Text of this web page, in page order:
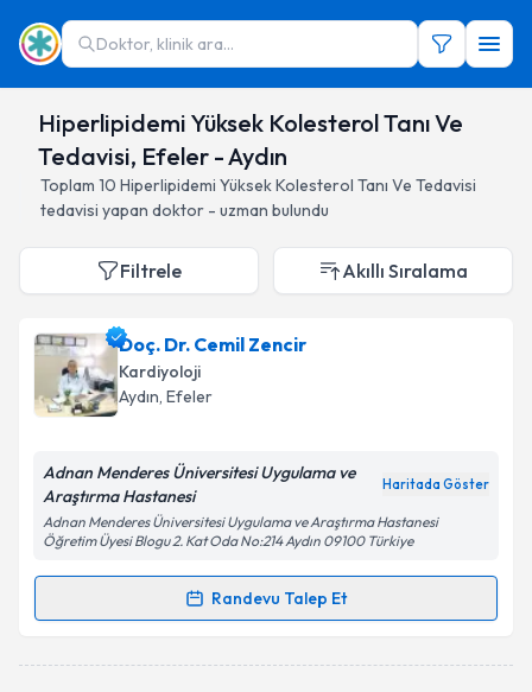
Doktor, klinik ara...
Hiperlipidemi Yüksek Kolesterol Tanı Ve
Tedavisi, Efeler - Aydın
Toplam 10 Hiperlipidemi Yüksek Kolesterol Tanı Ve Tedavisi
tedavisi yapan doktor - uzman bulundu
Filtrele Akıllı Sıralama
Doç. Dr. Cemil Zencir
Kardiyoloji
Aydın, Efeler
Adnan Menderes Üniversitesi Uygulama ve
Araştırma Hastanesi
Haritada Göster
Adnan Menderes Üniversitesi Uygulama ve Araştırma Hastanesi
Öğretim Üyesi Blogu 2. Kat Oda No:214 Aydın 09100 Türkiye
Randevu Talep Et
Randevu Takvimi Talebi